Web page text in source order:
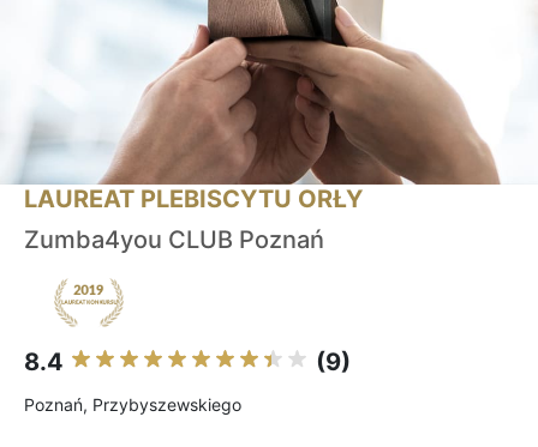
LAUREAT PLEBISCYTU ORŁY
Zumba4you CLUB Poznań
8.4 (9)
Poznań, Przybyszewskiego